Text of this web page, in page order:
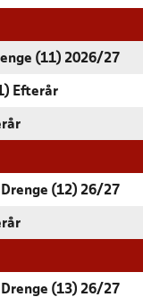
(11) 2026/27
Efterår
(12) 26/27
(13) 26/27